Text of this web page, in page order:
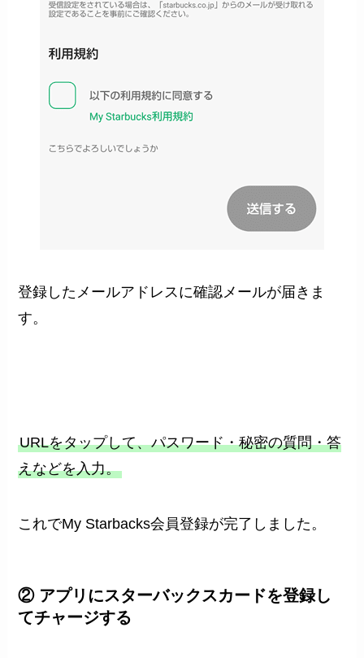
登録したメールアドレスに確認メールが届きま
す。
URLをタップして、パスワード・秘密の質問・答
えなどを入力。
これでMy Starbacks会員登録が完了しました。
② アプリにスターバックスカードを登録し
てチャージする